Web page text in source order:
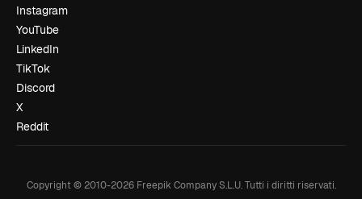
Instagram
YouTube
LinkedIn
TikTok
Discord
X
Reddit
Copyright © 2010-2026Freepik Company S.L.U. Tutti i diritti riservati.